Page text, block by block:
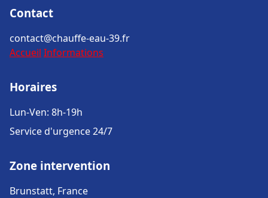
Contact
contact@chauffe-eau-39.fr
Accueil Informations
Horaires
Lun-Ven: 8h-19h
Service d'urgence 24/7
Zone intervention
Brunstatt, France